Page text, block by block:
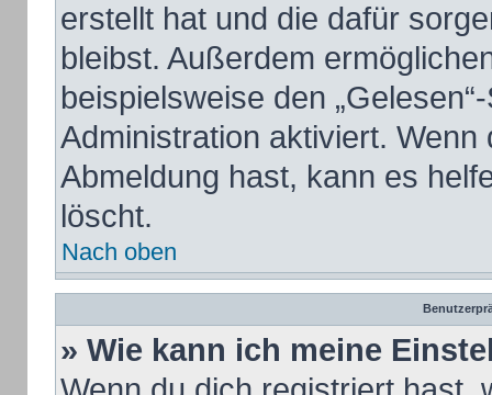
erstellt hat und die dafür
bleibst. Außerdem
beispielsweise den
Administration aktiviert.
Abmeldung hast, kann es
löscht.
Nach oben
» Wie kann ich meine